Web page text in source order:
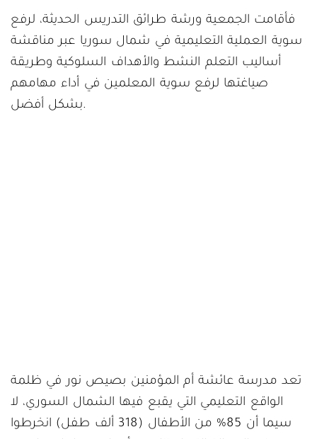
فأقامت الجمعية ورشة طرائق التدريس الحديثة، لرفع
سوية العملية التعليمية في شمال سوريا عبر مناقشة
أساليب التعلم النشط والأهداف السلوكية وطريقة
صياغتها لرفع سوية المعلمين في أداء مهامهم
بشكل أفضل.
تعد مدرسة عائشة أم المؤمنين بصيص نور في ظلمة
الواقع التعليمي التي يقبع فيها الشمال السوري، لا
سيما أن 85% من الأطفال (318 ألف طفل) انخرطوا